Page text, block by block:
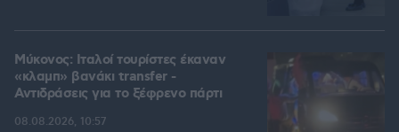
Μύκονος: Ιταλοί τουρίστες έκαναν
«κλαμπ» βανάκι transfer -
Αντιδράσεις για το ξέφρενο πάρτι
08.08.2026, 10:57